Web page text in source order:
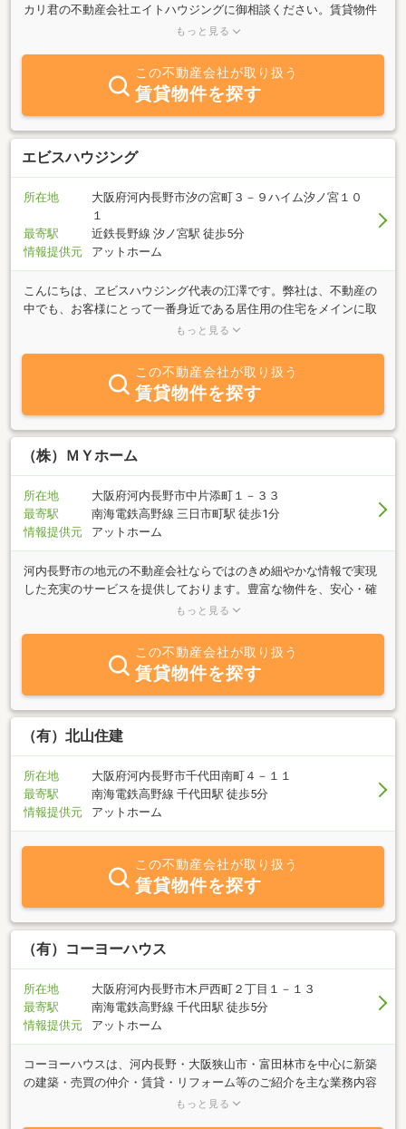
カリ君の不動産会社エイトハウジングに御相談ください。賃貸物件
は、アパート・マンション・貸家・貸店舗・貸事務所・貸工場など
もっと見る
この不動産会社が取り扱う
賃貸物件を探す
エビスハウジング
所在地
大阪府河内長野市汐の宮町３－９ハイム汐ノ宮１０
１
最寄駅
近鉄長野線 汐ノ宮駅 徒歩5分
情報提供元
アットホーム
こんにちは、ヱビスハウジング代表の江澤です。弊社は、不動産の
中でも、お客様にとって一番身近である居住用の住宅をメインに取
り扱う不動産屋です。居住用と一言に言いましても、売買物件もあ
案が出来るよう、お一人お一人にとって、ご購入されるのが一番良
いのか、または今は賃貸住宅をお借りになる方が適しているのか
を、不動産のプロとして、責任を持ってご提示させて頂きます。不
動産をお探しの際には、どうぞお気軽にお声がけ下さい。「貴方に
とっての最適をご提案させていただきます」。
もっと見る
この不動産会社が取り扱う
賃貸物件を探す
（株）ＭＹホーム
所在地
大阪府河内長野市中片添町１－３３
最寄駅
南海電鉄高野線 三日市町駅 徒歩1分
情報提供元
アットホーム
河内長野市の地元の不動産会社ならではのきめ細やかな情報で実現
した充実のサービスを提供しております。豊富な物件を、安心・確
実・スピーディにご紹介いたします。当社は南海高野線「三日市
ご購入をご検討の方は、お気軽にご来店下さいませ。当社HP：
https://my-home.estate/
もっと見る
この不動産会社が取り扱う
賃貸物件を探す
（有）北山住建
所在地
大阪府河内長野市千代田南町４－１１
最寄駅
南海電鉄高野線 千代田駅 徒歩5分
情報提供元
アットホーム
この不動産会社が取り扱う
賃貸物件を探す
（有）コーヨーハウス
所在地
大阪府河内長野市木戸西町２丁目１－１３
最寄駅
南海電鉄高野線 千代田駅 徒歩5分
情報提供元
アットホーム
コーヨーハウスは、河内長野・大阪狭山市・富田林市を中心に新築
の建築・売買の仲介・賃貸・リフォーム等のご紹介を主な業務内容
とする会社です。新築の土地探しから始めて、設計のプランニング
もっと見る